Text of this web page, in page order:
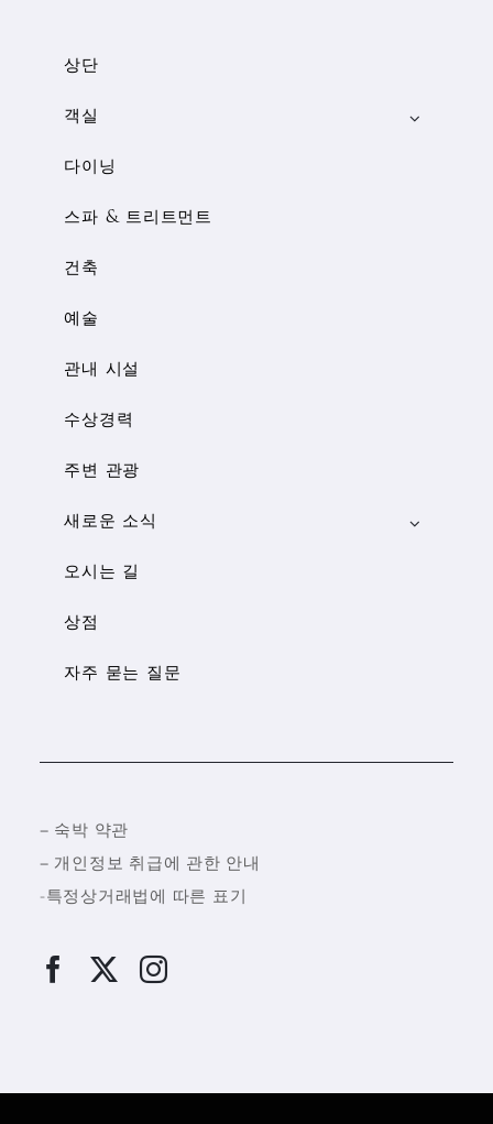
상단
객실
다이닝
스파 & 트리트먼트
건축
예술
관내 시설
수상경력
주변 관광
새로운 소식
오시는 길
상점
자주 묻는 질문
– 숙박 약관
– 개인정보 취급에 관한 안내
-특정상거래법에 따른 표기